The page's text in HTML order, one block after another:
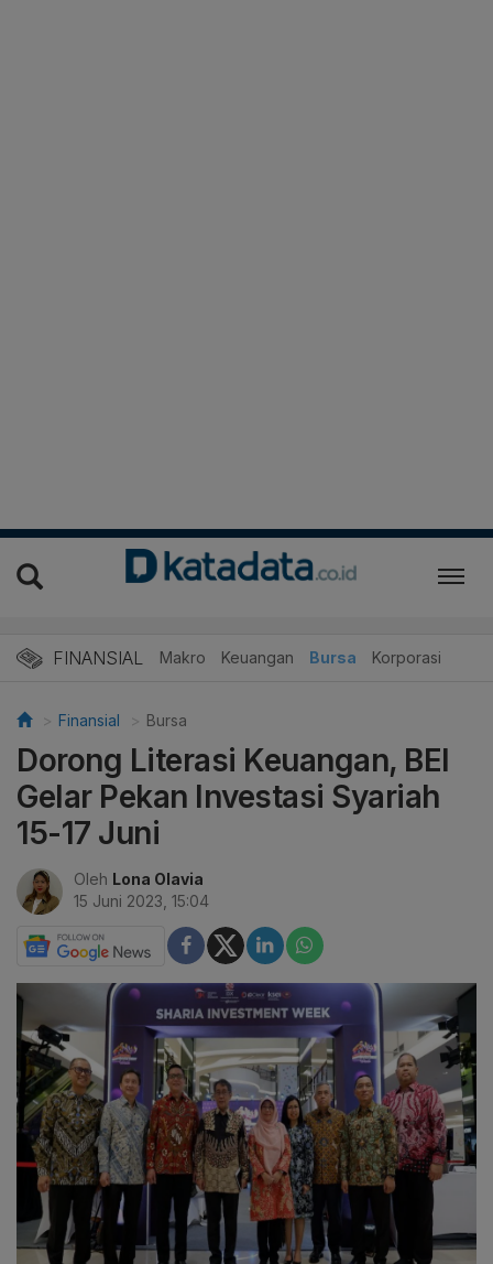
FINANSIAL Makro Keuangan Bursa Korporasi
Finansial Bursa
Dorong Literasi Keuangan, BEI
Gelar Pekan Investasi Syariah
15-17 Juni
Oleh Lona Olavia
15 Juni 2023, 15:04